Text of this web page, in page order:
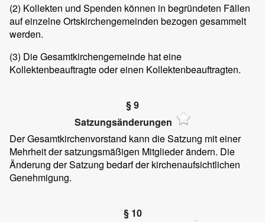
(2) Kollekten und Spenden können in begründeten Fällen
auf einzelne Ortskirchengemeinden bezogen gesammelt
werden.
(3) Die Gesamtkirchengemeinde hat eine
Kollektenbeauftragte oder einen Kollektenbeauftragten.
§ 9
Satzungsänderungen
Der Gesamtkirchenvorstand kann die Satzung mit einer
Mehrheit der satzungsmäßigen Mitglieder ändern. Die
Änderung der Satzung bedarf der kirchenaufsichtlichen
Genehmigung.
§ 10